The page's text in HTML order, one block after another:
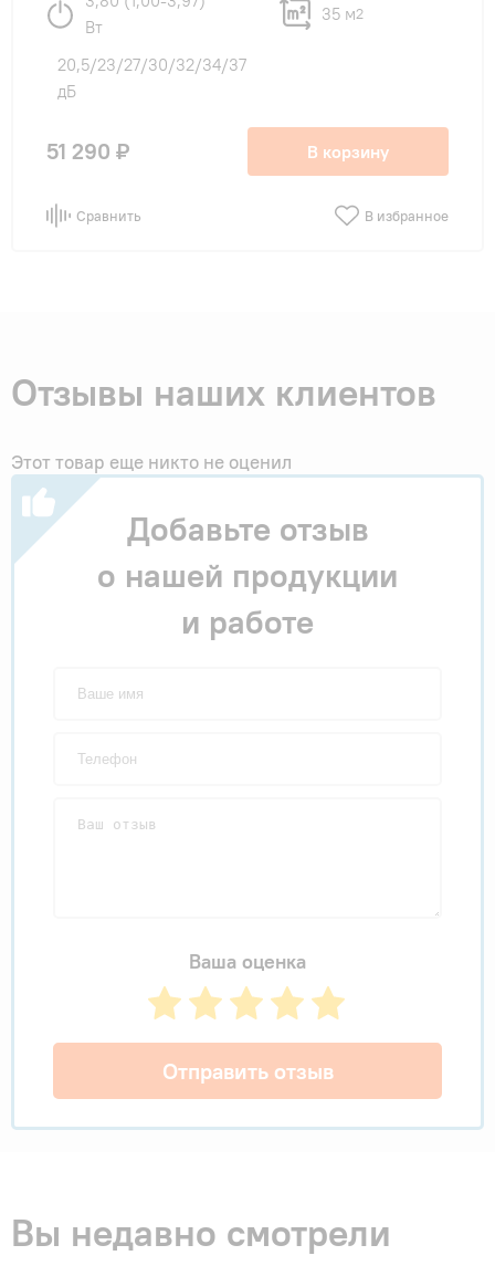
Вт
35 м2
20,5/23/27/30/32/34/37
дБ
51 290 ₽ В корзину
Сравнить В избранное
Отзывы наших клиентов
Этот товар еще никто не оценил
Добавьте отзыв
о нашей продукции
и работе
Ваша оценка
Отправить отзыв
Вы недавно смотрели